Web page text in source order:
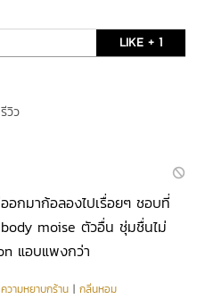
LIKE + 1
วิว
กมาก้อลองไปเรื่อยๆ ชอบที่
moise ตัวอื่น ชุ่มชื่นไม่
แอบแพงกว่า
วามหยาบกร้าน |กลิ่นหอม